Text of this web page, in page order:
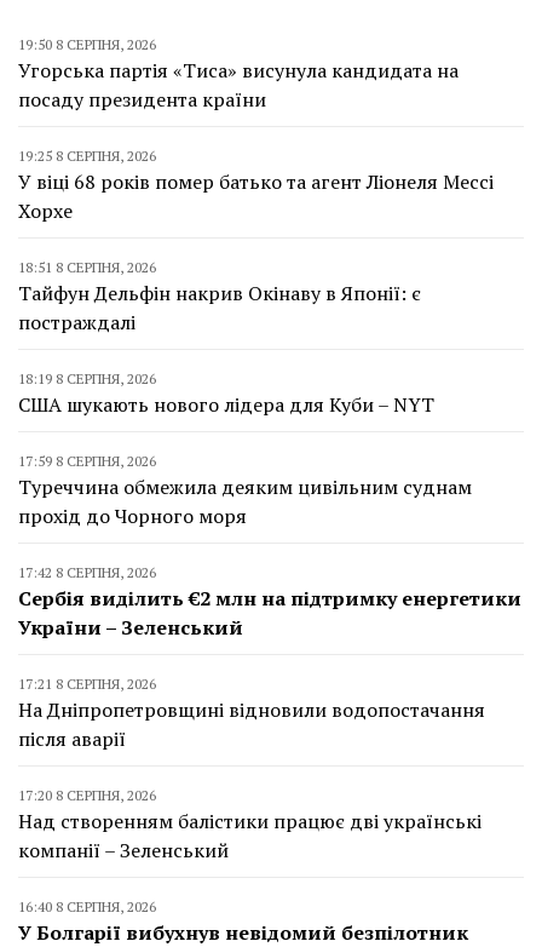
19:50 8 СЕРПНЯ, 2026
Угорська партія «Тиса» висунула кандидата на
посаду президента країни
19:25 8 СЕРПНЯ, 2026
У віці 68 років помер батько та агент Ліонеля Мессі
Хорхе
18:51 8 СЕРПНЯ, 2026
Тайфун Дельфін накрив Окінаву в Японії: є
постраждалі
18:19 8 СЕРПНЯ, 2026
США шукають нового лідера для Куби – NYT
17:59 8 СЕРПНЯ, 2026
Туреччина обмежила деяким цивільним суднам
прохід до Чорного моря
17:42 8 СЕРПНЯ, 2026
Сербія виділить €2 млн на підтримку енергетики
України – Зеленський
17:21 8 СЕРПНЯ, 2026
На Дніпропетровщині відновили водопостачання
після аварії
17:20 8 СЕРПНЯ, 2026
Над створенням балістики працює дві українські
компанії – Зеленський
16:40 8 СЕРПНЯ, 2026
У Болгарії вибухнув невідомий безпілотник